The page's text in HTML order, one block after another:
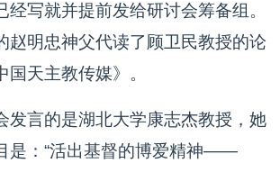
经写就并提前发给研讨会筹备组。
赵明忠神父代读了顾卫民教授的论
天主教传媒》。
发言的是湖北大学康志杰教授，她
是：“活出基督的博爱精神——